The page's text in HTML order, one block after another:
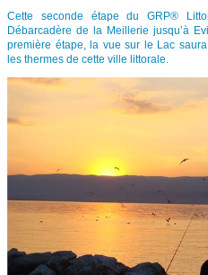
Cette seconde étape du GRP®
Débarcadère de la Meillerie jusqu’à
première étape, la vue sur le Lac
les thermes de cette ville littorale.